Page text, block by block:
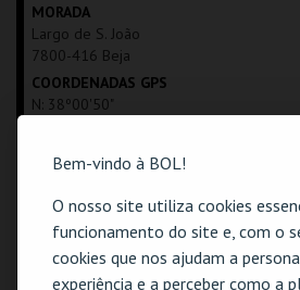
Bem-vindo à BOL!
O nosso site utiliza cookies
funcionamento do site e, com o
cookies que nos ajudam a
experiência e a perceber como a
MORADA
Largo de S. João
7800-416 Beja
COORDENADAS GPS
N: 38º00'50"